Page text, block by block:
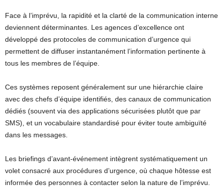
Face à l’imprévu, la rapidité et la clarté de la communication interne
deviennent déterminantes. Les agences d’excellence ont
développé des protocoles de communication d’urgence qui
permettent de diffuser instantanément l’information pertinente à
tous les membres de l’équipe.
Ces systèmes reposent généralement sur une hiérarchie claire
avec des chefs d’équipe identifiés, des canaux de communication
dédiés (souvent via des applications sécurisées plutôt que par
SMS), et un vocabulaire standardisé pour éviter toute ambiguïté
dans les messages.
Les briefings d’avant-événement intègrent systématiquement un
volet consacré aux procédures d’urgence, où chaque hôtesse est
informée des personnes à contacter selon la nature de l’imprévu.